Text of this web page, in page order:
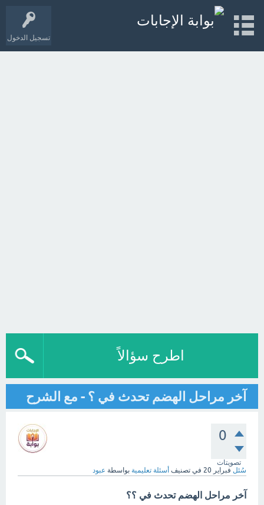
تسجيل الدخول
اطرح سؤالاً
آخر مراحل الهضم تحدث في ؟ - مع الشرح
0
تصويتات
سُئل فبراير 20 في تصنيف أسئلة تعليمية بواسطة عبود
آخر مراحل الهضم تحدث في ؟؟